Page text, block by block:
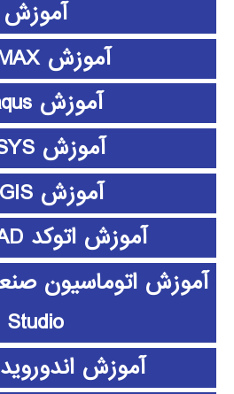
آموزش
آموزش 3D MAX
آموزش abaqus
آموزش ANSYS
آموزش ArcGIS
آموزش اتوکد AUTOCAD
Studio
آموزش اندوروید android